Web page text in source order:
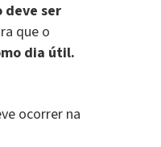
deve ser
que o
dia útil.
ocorrer na